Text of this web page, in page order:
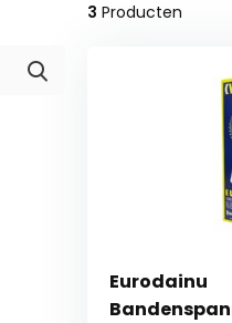
3 Producten
Eurodainu